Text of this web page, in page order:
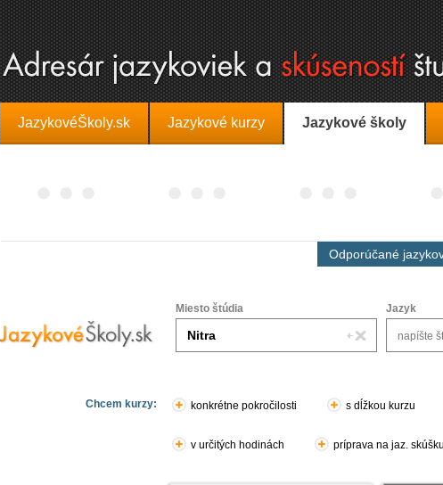
JazykovéŠkoly.sk Jazykové kurzy Jazykové školy
Odporúčané
Miesto štúdia Jazyk
Chcem kurzy: konkrétne pokročilosti s dĺžkou kurzu
v určitých hodinách príprava na jaz. skúšku